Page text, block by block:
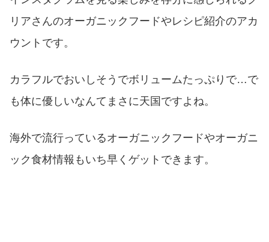
リアさんのオーガニックフードやレシピ紹介のアカ
ウントです。
カラフルでおいしそうでボリュームたっぷりで…で
も体に優しいなんてまさに天国ですよね。
海外で流行っているオーガニックフードやオーガニ
ック食材情報もいち早くゲットできます。